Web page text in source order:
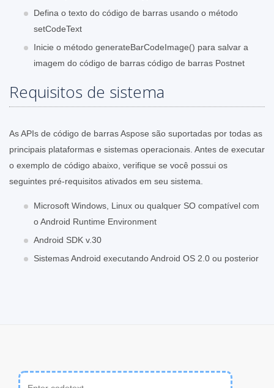
Defina o texto do código de barras usando o método
setCodeText
Inicie o método generateBarCodeImage() para salvar a
imagem do código de barras código de barras Postnet
Requisitos de sistema
As APIs de código de barras Aspose são suportadas por todas as
principais plataformas e sistemas operacionais. Antes de executar
o exemplo de código abaixo, verifique se você possui os
seguintes pré-requisitos ativados em seu sistema.
Microsoft Windows, Linux ou qualquer SO compatível com
o Android Runtime Environment
Android SDK v.30
Sistemas Android executando Android OS 2.0 ou posterior